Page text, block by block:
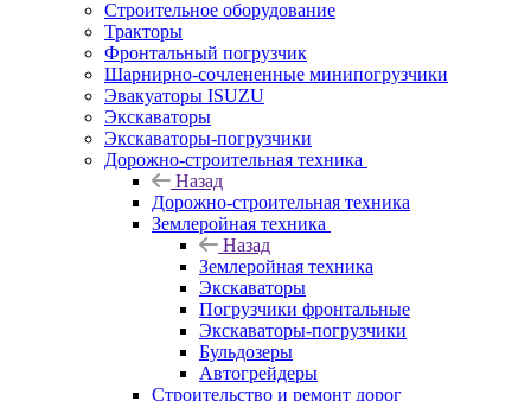
Строительное оборудование
Тракторы
Фронтальный погрузчик
Шарнирно-сочлененные минипогрузчики
Эвакуаторы ISUZU
Экскаваторы
Экскаваторы-погрузчики
Дорожно-строительная техника
Назад
Дорожно-строительная техника
Землеройная техника
Назад
Землеройная техника
Экскаваторы
Погрузчики фронтальные
Экскаваторы-погрузчики
Бульдозеры
Автогрейдеры
Строительство и ремонт дорог